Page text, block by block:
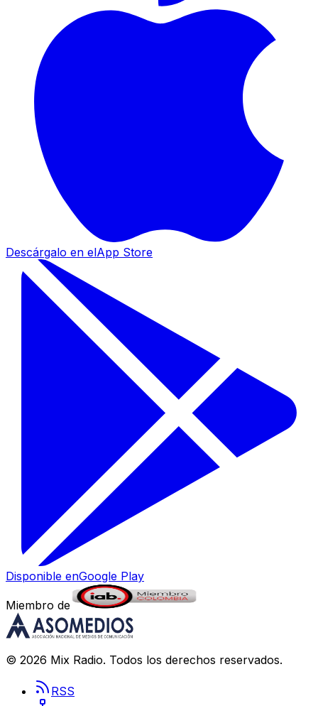
Descárgalo en elApp Store
Disponible enGoogle Play
Miembro de
© 2026 Mix Radio. Todos los derechos reservados.
RSS